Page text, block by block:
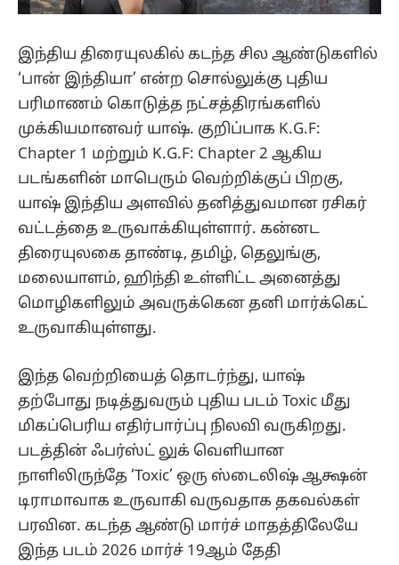
இந்திய திரையுலகில் கடந்த சில ஆண்டுகளில்
‘பான் இந்தியா’ என்ற சொல்லுக்கு புதிய
பரிமாணம் கொடுத்த நட்சத்திரங்களில்
முக்கியமானவர் யாஷ். குறிப்பாக K.G.F:
Chapter 1 மற்றும் K.G.F: Chapter 2 ஆகிய
படங்களின் மாபெரும் வெற்றிக்குப் பிறகு,
யாஷ் இந்திய அளவில் தனித்துவமான ரசிகர்
வட்டத்தை உருவாக்கியுள்ளார். கன்னட
திரையுலகை தாண்டி, தமிழ், தெலுங்கு,
மலையாளம், ஹிந்தி உள்ளிட்ட அனைத்து
மொழிகளிலும் அவருக்கென தனி மார்க்கெட்
உருவாகியுள்ளது.
இந்த வெற்றியைத் தொடர்ந்து, யாஷ்
தற்போது நடித்துவரும் புதிய படம் Toxic மீது
மிகப்பெரிய எதிர்பார்ப்பு நிலவி வருகிறது.
படத்தின் ஃபர்ஸ்ட் லுக் வெளியான
நாளிலிருந்தே ‘Toxic’ ஒரு ஸ்டைலிஷ் ஆக்ஷன்
டிராமாவாக உருவாகி வருவதாக தகவல்கள்
பரவின. கடந்த ஆண்டு மார்ச் மாதத்திலேயே
இந்த படம் 2026 மார்ச் 19ஆம் தேதி